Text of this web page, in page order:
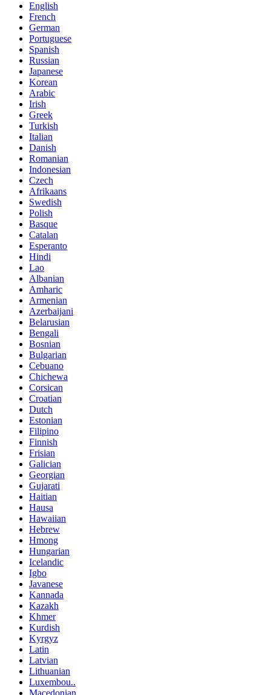
English
French
German
Portuguese
Spanish
Russian
Japanese
Korean
Arabic
Irish
Greek
Turkish
Italian
Danish
Romanian
Indonesian
Czech
Afrikaans
Swedish
Polish
Basque
Catalan
Esperanto
Hindi
Lao
Albanian
Amharic
Armenian
Azerbaijani
Belarusian
Bengali
Bosnian
Bulgarian
Cebuano
Chichewa
Corsican
Croatian
Dutch
Estonian
Filipino
Finnish
Frisian
Galician
Georgian
Gujarati
Haitian
Hausa
Hawaiian
Hebrew
Hmong
Hungarian
Icelandic
Igbo
Javanese
Kannada
Kazakh
Khmer
Kurdish
Kyrgyz
Latin
Latvian
Lithuanian
Luxembou..
Macedonian